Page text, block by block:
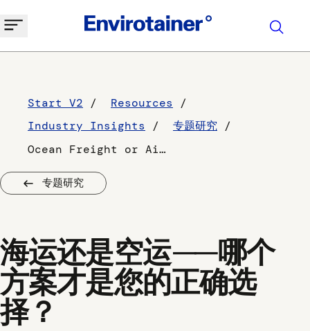
Start V2
Resources
Industry Insights
专题研究
Ocean Freight or Air Freight – which is the right choice for you?
专题研究
海运还是空运——哪个
方案才是您的正确选
择？